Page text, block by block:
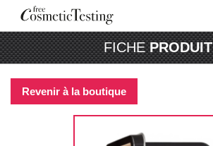
FICHEPRODUIT
Revenir à la boutique